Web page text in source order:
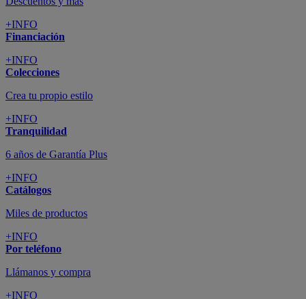
+INFO
Financiación
+INFO
Colecciones
Crea tu propio estilo
+INFO
Tranquilidad
6 años de Garantía Plus
+INFO
Catálogos
Miles de productos
+INFO
Por teléfono
Llámanos y compra
+INFO